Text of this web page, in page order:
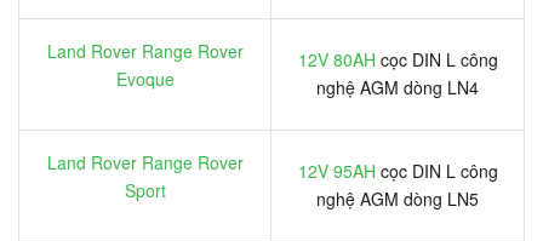
Land Rover Range Rover
Evoque
12V 80AH cọc DIN L công
nghệ AGM dòng LN4
Land Rover Range Rover
Sport
12V 95AH cọc DIN L công
nghệ AGM dòng LN5